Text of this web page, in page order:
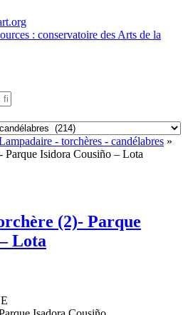
: conservatoire des Arts de la
- torchères - candélabres »
Parque Isidora Cousiño – Lota
(2)- Parque
Lota